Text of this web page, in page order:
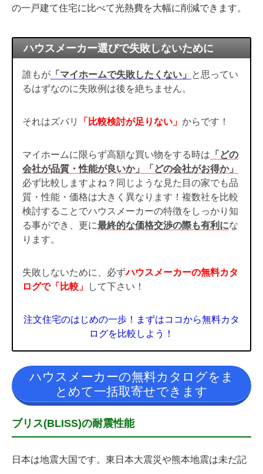
の一戸建て住宅に比べて光熱費を大幅に削減できます。
ハウスメーカー選びで失敗しないために
誰もが 「マイホームで失敗したくない」
と思ってい
るはずなのに失敗例は後を絶ちません。
それはズバリ 「比較検討が足りない」 からです！
マイホームに限らず高額な買い物をする時は 「どの
会社が品質・性能が良いか」「どの会社がお得か」
必ず比較しますよね？同じような見た目の家でも品
質・性能・価格は大きく異なります！複数社を比較
検討することでハウスメーカーの特徴をしっかり知
る事ができ、更に最終的な価格交渉の際も有利にな
ります。
失敗しないために、必ずハウスメーカーの無料カタ
ログで「比較」
して下さい！
注文住宅のはじめの一歩！まずはココから無料カタ
ログを比較しよう！
ハウスメーカーの無料カタログをま
とめて一括取寄せできます
ブリス(BLISS)の耐震性能
日本は地震大国です。東日本大震災や熊本地震は未だ記